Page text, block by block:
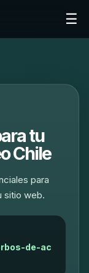
☰
tu
Chile
para
sitio web.
de-ac